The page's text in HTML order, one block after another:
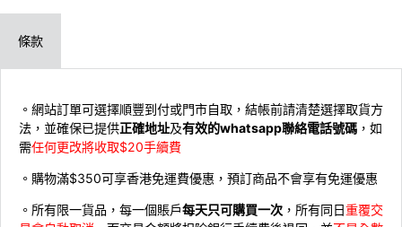
條款
。網站訂單可選擇順豐到付或門市自取，結帳前請清楚選擇取貨方
法，並確保已提供正確地址及有效的whatsapp聯絡電話號碼 ，如
需任何更改將收取$20手續費
。購物滿$350可享香港免運費優惠，預訂商品不會享有免運優惠
。所有限一貨品，每一個賬戶每天只可購買一次 ，所有同日重覆交